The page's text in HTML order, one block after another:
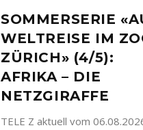
SOMMERSERIE
WELTREISE IM
ZÜRICH» (4/5):
AFRIKA – DIE
NETZGIRAFFE
TELE Z aktuell vom